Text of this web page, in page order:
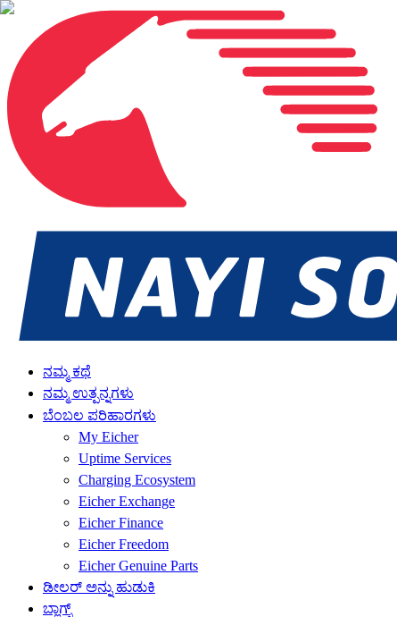
ನಮ್ಮ ಕಥೆ
ನಮ್ಮ ಉತ್ಪನ್ನಗಳು
ಬೆಂಬಲ ಪರಿಹಾರಗಳು
My Eicher
Uptime Services
Charging Ecosystem
Eicher Exchange
Eicher Finance
Eicher Freedom
Eicher Genuine Parts
ಡೀಲರ್ ಅನ್ನು ಹುಡುಕಿ
ಬ್ಲಾಗ್ಸ್